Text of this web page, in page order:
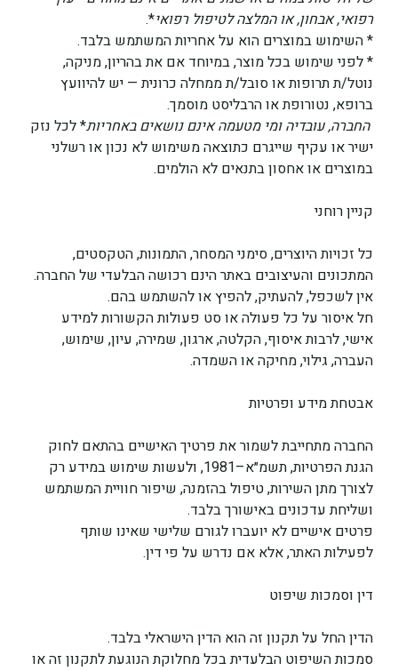
רפואי, אבחון, או המלצה לטיפול רפואי*.
* השימוש במוצרים הוא על אחריות המשתמש בלבד.
* לפני שימוש בכל מוצר, במיוחד אם את בהריון, מניקה,
נוטל/ת תרופות או סובל/ת ממחלה כרונית — יש להיוועץ
ברופא, נטורופת או הרבליסט מוסמך.
החברה, עובדיה ומי מטעמה אינם נושאים באחריות* לכל נזק
ישיר או עקיף שייגרם כתוצאה משימוש לא נכון או רשלני
במוצרים או אחסון בתנאים לא הולמים.
קניין רוחני
כל זכויות היוצרים, סימני המסחר, התמונות, הטקסטים,
המתכונים והעיצובים באתר הינם רכושה הבלעדי של החברה.
אין לשכפל, להעתיק, להפיץ או להשתמש בהם.
חל איסור על כל פעולה או סט פעולות הקשורות למידע
אישי, לרבות איסוף, הקלטה, ארגון, שמירה, עיון, שימוש,
העברה, גילוי, מחיקה או השמדה.
אבטחת מידע ופרטיות
החברה מתחייבת לשמור את פרטיך האישיים בהתאם לחוק
הגנת הפרטיות, תשמ״א–1981, ולעשות שימוש במידע רק
לצורך מתן השירות, טיפול בהזמנה, שיפור חוויית המשתמש
ושליחת עדכונים באישורך בלבד.
פרטים אישיים לא יועברו לגורם שלישי שאינו שותף
לפעילות האתר, אלא אם נדרש על פי דין.
דין וסמכות שיפוט
הדין החל על תקנון זה הוא הדין הישראלי בלבד.
סמכות השיפוט הבלעדית בכל מחלוקת הנוגעת לתקנון זה או